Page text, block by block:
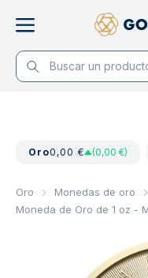
Oro0,00 € (0,00 €)
Oro Monedas de oro
Moneda de Oro de 1 oz -